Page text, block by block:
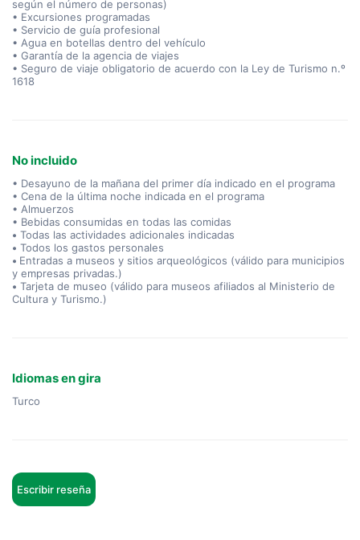
según el número de personas)
• Excursiones programadas
• Servicio de guía profesional
• Agua en botellas dentro del vehículo
• Garantía de la agencia de viajes
• Seguro de viaje obligatorio de acuerdo con la Ley de Turismo n.º
1618
No incluido
• Desayuno de la mañana del primer día indicado en el programa
• Cena de la última noche indicada en el programa
• Almuerzos
• Bebidas consumidas en todas las comidas
• Todas las actividades adicionales indicadas
• Todos los gastos personales
• Entradas a museos y sitios arqueológicos (válido para municipios
y empresas privadas.)
• Tarjeta de museo (válido para museos afiliados al Ministerio de
Cultura y Turismo.)
Idiomas en gira
Turco
Escribir reseña